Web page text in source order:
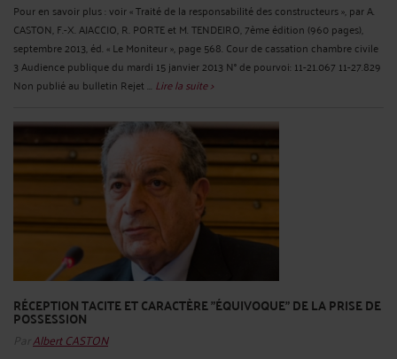
Pour en savoir plus : voir « Traité de la responsabilité des constructeurs », par A.
CASTON, F.-X. AJACCIO, R. PORTE et M. TENDEIRO, 7ème édition (960 pages),
septembre 2013, éd. « Le Moniteur », page 568. Cour de cassation chambre civile
3 Audience publique du mardi 15 janvier 2013 N° de pourvoi: 11-21.067 11-27.829
Non publié au bulletin Rejet ... Lire la suite >
RÉCEPTION TACITE ET CARACTÈRE "ÉQUIVOQUE" DE LA PRISE DE
POSSESSION
ParAlbert CASTON